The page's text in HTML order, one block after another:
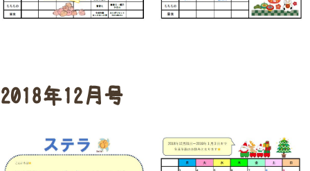
2018年12月号